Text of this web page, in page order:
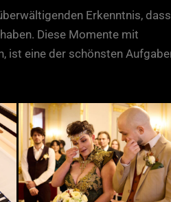
Erkenntnis, dass
Diese Momente mit
ist eine der schönsten